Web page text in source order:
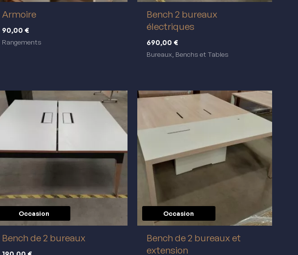
réemploi
Armoire
90,00 €
Rangements
réemploi
Bench 2 bureaux
électriques
690,00 €
Bureaux, Benchs et Tables
Occasion
réemploi
Bench de 2 bureaux
Occasion
réemploi
Bench de 2 bureaux et
extension